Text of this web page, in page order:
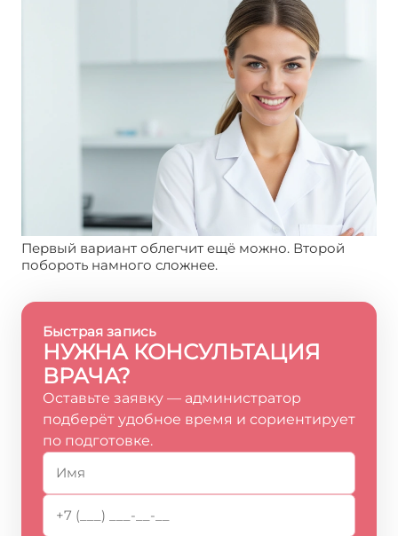
Первый вариант облегчит ещё можно. Второй
побороть намного сложнее.
Быстрая запись
НУЖНА КОНСУЛЬТАЦИЯ
ВРАЧА?
Оставьте заявку — администратор
подберёт удобное время и сориентирует
по подготовке.